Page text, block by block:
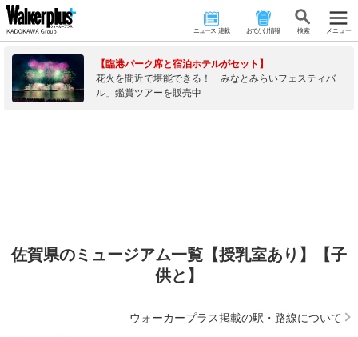
ニュース･連載 おでかけ情報 検 索 メニュー
【臨港パーク席と宿泊ホテルがセット】
花火を間近で堪能できる！「みなとみらいフェスティバ
ル」鑑賞ツアーを販売中
佐賀県のミュージアム一覧【授乳室あり】【子
供と】
ウォーカープラス掲載の駅・路線について